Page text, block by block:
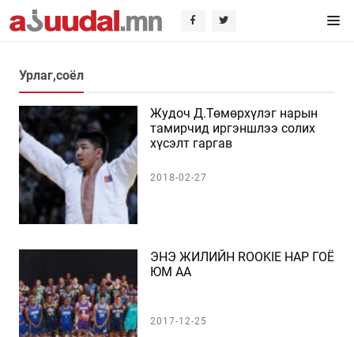
Урлаг,соёл
Жудоч Д.Төмөрхүлэг нарын
тамирчид иргэншлээ солих
хүсэлт гаргав
2018-02-27
ЭНЭ ЖИЛИЙН ROOKIE НАР ГОЁ
ЮМ АА
2017-12-25